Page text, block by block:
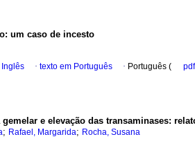
: um caso de incesto
Inglês · texto em Português · Português ( pdf
e elevação das transaminases:
; Rafael, Margarida; Rocha, Susana